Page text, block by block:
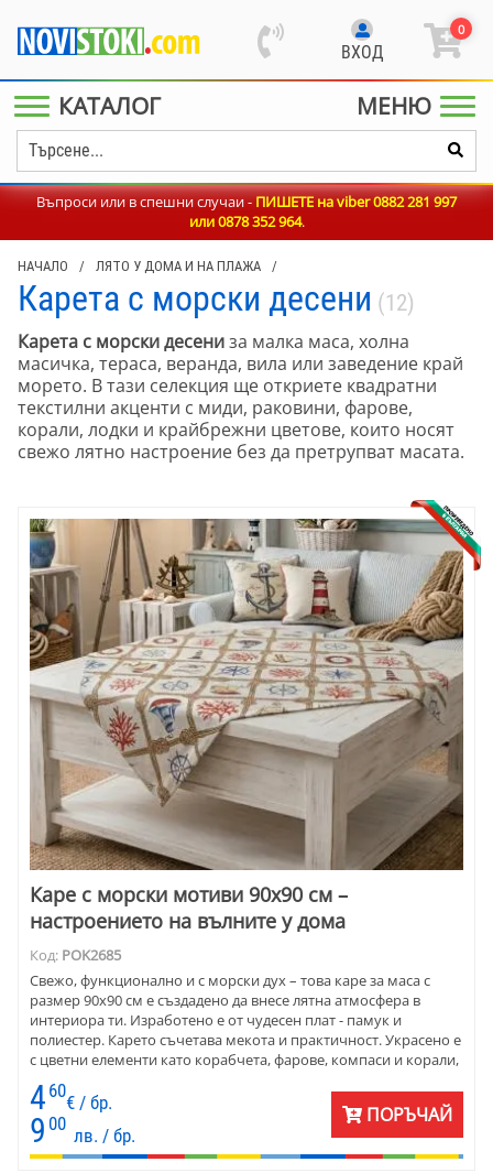
ВХОД
0
КАТАЛОГ МЕНЮ
Въпроси или в спешни случаи -ПИШЕТЕ на viber 0882 281 997
или0878 352 964.
НАЧАЛО / ЛЯТО У ДОМА И НА ПЛАЖА /
Карета с морски десени (12)
Карета с морски десениза малка маса, холна
масичка, тераса, веранда, вила или заведение край
морето. В тази селекция ще откриете квадратни
текстилни акценти с миди, раковини, фарове,
корали, лодки и крайбрежни цветове, които носят
свежо лятно настроение без да претрупват масата.
Каре с морски мотиви 90x90 см –
настроението на вълните у дома
Код: POK2685
Свежо, функционално и с морски дух – това каре за маса с
размер 90x90 см е създадено да внесе лятна атмосфера в
интериора ти. Изработено е от чудесен плат - памук и
полиестер. Карето съчетава мекота и практичност. Украсено е
с цветни елементи като корабчета, фарове, компаси и корали,
стилове. Предлага се и по индивидуални размери – за да пасне
перфектно на всяка маса. Прекрасен избор за дом, вила или
ваканционна къща край брега.
4 60
€ / бр.
9 00
лв. / бр.
ПОРЪЧАЙ